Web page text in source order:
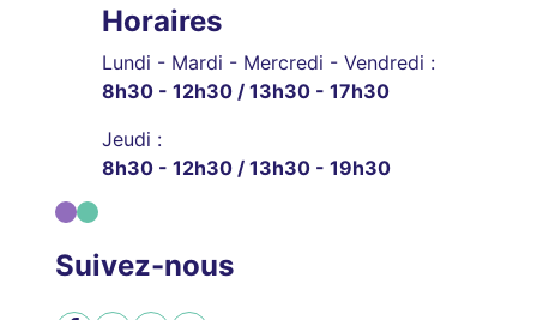
Horaires
Lundi - Mardi - Mercredi - Vendredi :
8h30 - 12h30 / 13h30 - 17h30
Jeudi :
8h30 - 12h30 / 13h30 - 19h30
Suivez-nous